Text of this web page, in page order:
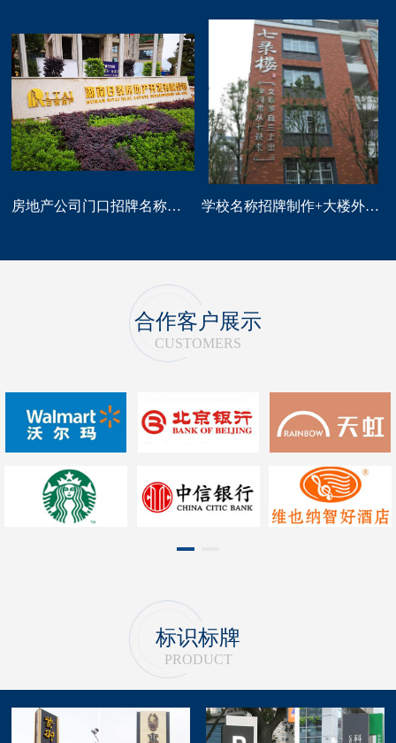
房地产公司门口招牌名称广告字制作 学校名称招牌制作+大楼外墙字制作
合作客户展示
CUSTOMERS
标识标牌
PRODUCT